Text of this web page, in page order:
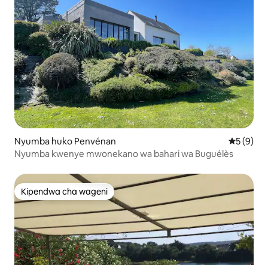
Nyumba huko Penvénan
5 (9)
Nyumba kwenye mwonekano wa bahari wa Buguélès
Kipendwa cha wageni
Kipendwa cha wageni